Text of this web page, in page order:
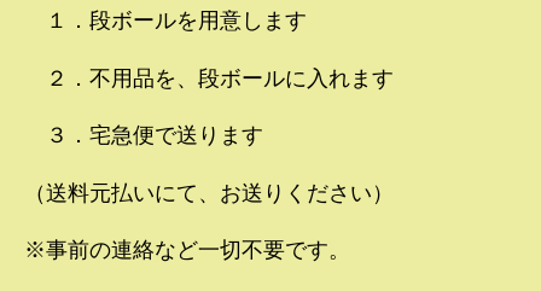
１．段ボールを用意します
２．不用品を、段ボールに入れます
３．宅急便で送ります
（送料元払いにて、お送りください）
※事前の連絡など一切不要です。